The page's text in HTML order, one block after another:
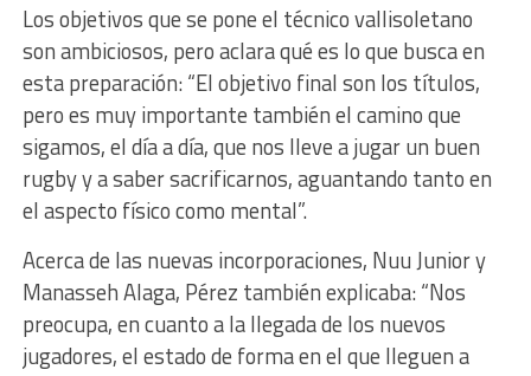
Los objetivos que se pone el técnico vallisoletano
son ambiciosos, pero aclara qué es lo que busca en
esta preparación: “El objetivo final son los títulos,
pero es muy importante también el camino que
sigamos, el día a día, que nos lleve a jugar un buen
rugby y a saber sacrificarnos, aguantando tanto en
el aspecto físico como mental”.
Acerca de las nuevas incorporaciones, Nuu Junior y
Manasseh Alaga, Pérez también explicaba: “Nos
preocupa, en cuanto a la llegada de los nuevos
jugadores, el estado de forma en el que lleguen a